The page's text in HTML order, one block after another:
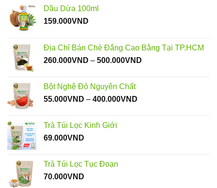
Dầu Dừa 100ml
159.000VND
Địa Chỉ Bán Chè Đắng Cao Bằng Tại TP.HCM
260.000VND – 500.000VND
Bột Nghệ Đỏ Nguyên Chất
55.000VND – 400.000VND
Trà Túi Lọc Kinh Giới
69.000VND
Trà Túi Lọc Tục Đoạn
70.000VND